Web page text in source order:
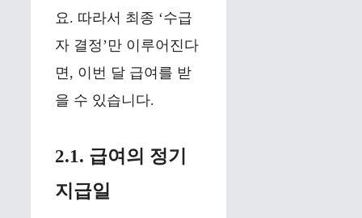
요. 따라서 최종 ‘수급
자 결정’만 이루어진다
면, 이번 달 급여를 받
을 수 있습니다.
2.1. 급여의 정기
지급일